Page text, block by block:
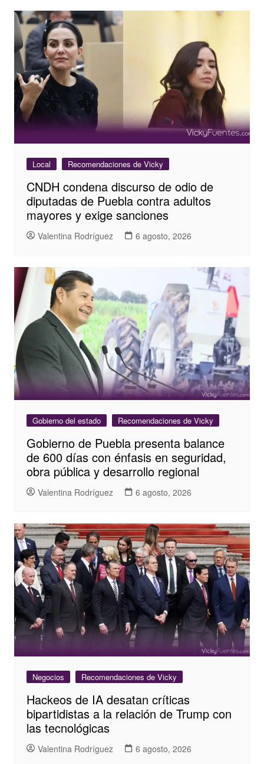
Local Recomendaciones de Vicky
CNDH condena discurso de odio de
diputadas de Puebla contra adultos
mayores y exige sanciones
Valentina Rodríguez 6 agosto, 2026
Gobierno del estado Recomendaciones de Vicky
Gobierno de Puebla presenta balance
de 600 días con énfasis en seguridad,
obra pública y desarrollo regional
Valentina Rodríguez 6 agosto, 2026
Negocios Recomendaciones de Vicky
Hackeos de IA desatan críticas
bipartidistas a la relación de Trump con
las tecnológicas
Valentina Rodríguez 6 agosto, 2026